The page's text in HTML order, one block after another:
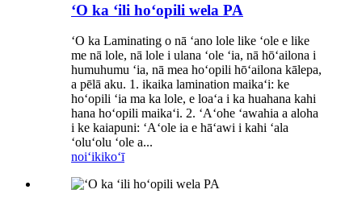
ʻO ka ʻili hoʻopili wela PA
ʻO ka Laminating o nā ʻano lole like ʻole e like
me nā lole, nā lole i ulana ʻole ʻia, nā hōʻailona i
humuhumu ʻia, nā mea hoʻopili hōʻailona kālepa,
a pēlā aku. 1. ikaika lamination maikaʻi: ke
hoʻopili ʻia ma ka lole, e loaʻa i ka huahana kahi
hana hoʻopili maikaʻi. 2. ʻAʻohe ʻawahia a aloha
i ke kaiapuni: ʻAʻole ia e hāʻawi i kahi ʻala
ʻoluʻolu ʻole a...
noiʻikikoʻī